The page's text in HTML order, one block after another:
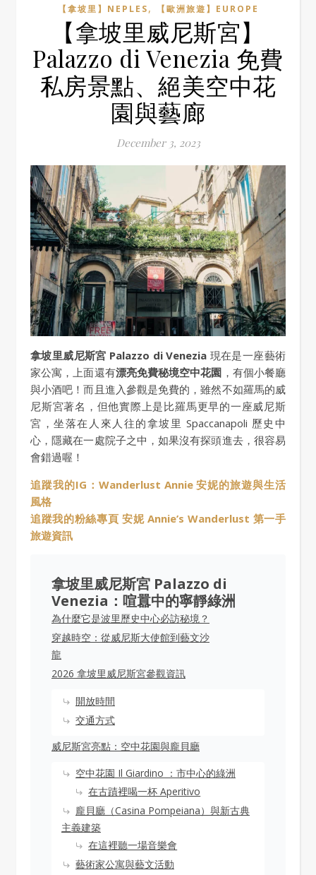
【拿坡里】NEPLES, 【歐洲旅遊】EUROPE
【拿坡里威尼斯宮】
Palazzo di Venezia 免費
私房景點、絕美空中花
園與藝廊
December 3, 2023
拿坡里威尼斯宮 Palazzo di Venezia 現在是一座藝術
家公寓，上面還有漂亮免費秘境空中花園 ，有個小餐廳
與小酒吧！而且進入參觀是免費的，雖然不如羅馬的威
尼斯宮著名，但他實際上是比羅馬更早的一座威尼斯
宮，坐落在人來人往的拿坡里 Spaccanapoli 歷史中
心，隱藏在一處院子之中，如果沒有探頭進去，很容易
會錯過喔！
追蹤我的IG：Wanderlust Annie 安妮的旅遊與生活
風格
追蹤我的粉絲專頁 安妮 Annie’s Wanderlust 第一手
旅遊資訊
拿坡里威尼斯宮 Palazzo di
Venezia：喧囂中的寧靜綠洲
為什麼它是波里歷史中心必訪秘境？
穿越時空：從威尼斯大使館到藝文沙
龍
2026 拿坡里威尼斯宮參觀資訊
開放時間
交通方式
威尼斯宮亮點：空中花園與龐貝廳
空中花園 Il Giardino ：市中心的綠洲
在古蹟裡喝一杯 Aperitivo
龐貝廳（Casina Pompeiana）與新古典
主義建築
在這裡聽一場音樂會
藝術家公寓與藝文活動